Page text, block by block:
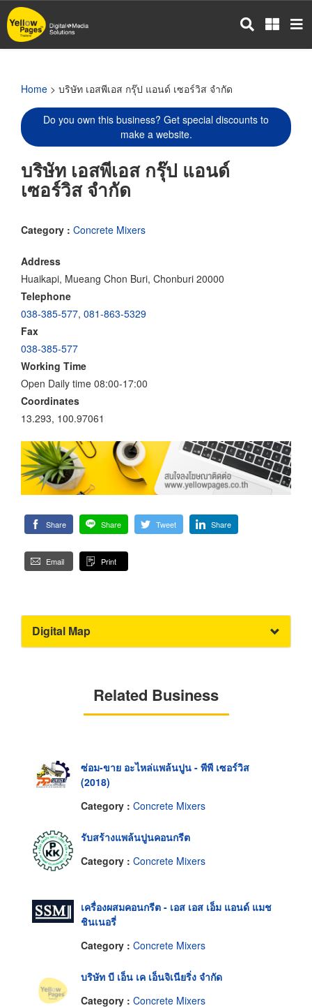
Skip
to
main
Home > บริษัท เอสพีเอส กรุ๊ป แอนด์ เซอร์วิส จำกัด
Do you own this business? Get special discounts to
make a website.
บริษัท เอสพีเอส กรุ๊ป แอนด์
เซอร์วิส จำกัด
Category : Concrete Mixers
Address
Huaikapi, Mueang Chon Buri, Chonburi 20000
Telephone
038-385-577, 081-863-5329
Fax
038-385-577
Working Time
Open Daily time 08:00-17:00
Coordinates
13.293, 100.97061
Share Share Tweet Share
Email Print
Digital Map
Related Business
ซ่อม-ขาย อะไหล่แพล้นปูน - พีพี เซอร์วิส
(2018)
Category : Concrete Mixers
รับสร้างแพล้นปูนคอนกรีต
Category : Concrete Mixers
เครื่องผสมคอนกรีต - เอส เอส เอ็ม แอนด์ แมช
ชินเนอรี่
Category : Concrete Mixers
บริษัท บี เอ็น เค เอ็นจิเนียริ่ง จำกัด
Category : Concrete Mixers